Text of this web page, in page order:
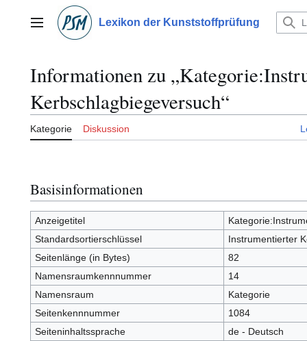
springenHauptmenü Lexikon der Kunststoffprüfung
Informationen zu
Kerbschlagbiegeversuch“
Kategorie Diskussion
Basisinformationen
Anzeigetitel
Standardsortierschlüssel
Instrumentierter
Seitenlänge (in Bytes)
82
Namensraumkennnummer
14
Namensraum
Kategorie
Seitenkennnummer
1084
Seiteninhaltssprache
de - Deutsch